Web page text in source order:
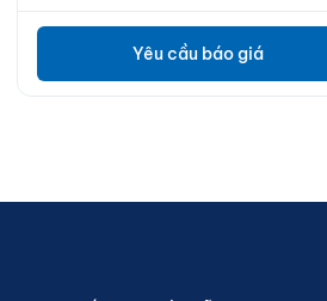
Yêu cầu báo giá